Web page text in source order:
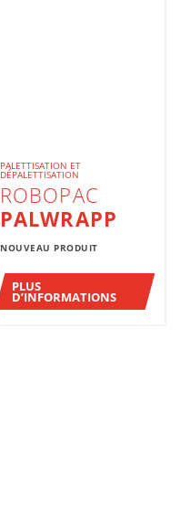
PALETTISATION ET
DÉPALETTISATION
ROBOPAC
PALWRAPP
NOUVEAU PRODUIT
PLUS
D’INFORMATIONS